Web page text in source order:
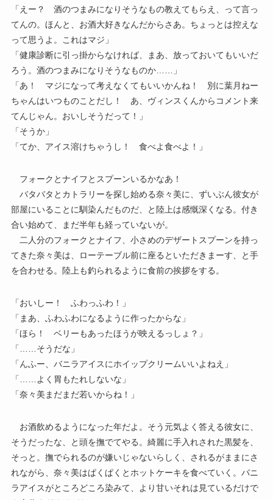
「えー？ 酒のつまみになりそうなもの教えてもらえ、って言っ
てんの。ほんと、お酒大好きなんだからさあ。ちょっとは控えな
って思うよ。これはマジ」
「健康診断に引っ掛からなければ、まあ、放っておいてもいいだ
ろう。酒のつまみになりそうなものか……」
「あ！ マジになって考えなくてもいいかんね！ 別に葉月ねー
ちゃんはいつものことだし！ あ、ヴィンスくんからコメント来
てんじゃん。おいしそうだって！」
「そうか」
「てか、アイス溶けちゃうし！ 食べよ食べよ！」
フォークとナイフとスプーンいるかなあ！
バタバタとカトラリーを探し始める奈々美に、ずいぶん彼女が
部屋にいることに馴染んだものだ、と陸上は感慨深くなる。付き
合い始めて、まだ半年も経っていないが。
二人分のフォークとナイフ、小さめのデザートスプーンを持っ
てきた奈々美は、ローテーブル前に座るといただきまーす、と手
を合わせる。陸上も釣られるように食前の挨拶をする。
「おいしー！ ふわっふわ！」
「まあ、ふわふわになるように作ったからな」
「ほら！ ベリーもあったほうが映えるっしょ？」
「……そうだな」
「んふー、バニラアイスにホイップクリームいいよねえ」
「……よく胃もたれしないな」
「奈々美まだまだ若いからね！」
お酒飲めるようになった年だよ。そう元気よく答える彼女に、
そうだったな、と頭を撫でてやる。綺麗に手入れされた黒髪を、
そっと。撫でられるのが嫌いじゃないらしく、されるがままにさ
れながら、奈々美はぱくぱくとホットケーキを食べていく。バニ
ラアイスがところどころ染みて、より甘いそれは見ているだけで